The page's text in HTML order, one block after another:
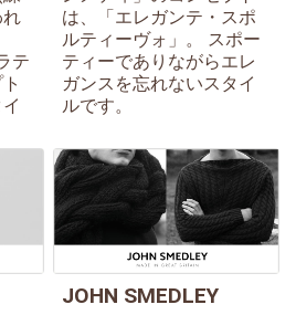
テ
は、「エレガンテ・スポ
ルティーヴォ」。 スポー
ティーでありながらエレ
ガンスを忘れないスタイ
ルです。
JOHN SMEDLEY